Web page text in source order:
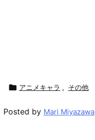
 アニメキャラ , その他
Posted by Mari Miyazawa